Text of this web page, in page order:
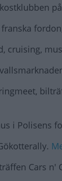
cruising,
i Polisens
Cars n'